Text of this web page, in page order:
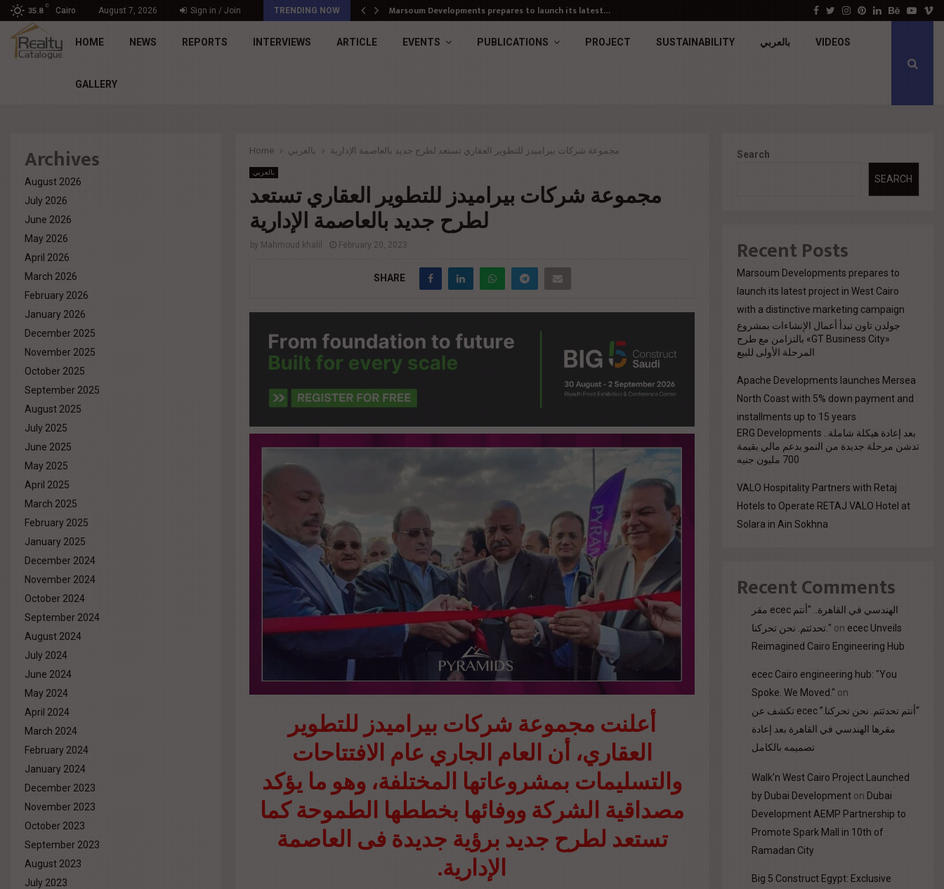
35.8
C
Cairo August 7, 2026 Sign in / Join TRENDING NOW د. محمد راشد: Market Dynamics أصبحت المعيار… Marsoum Developments prepares to launch its latest… جولدن تاون تبدأ أعمال الإنشاءات بمشروع «GT… Facebook
Twitter
Instagram
Pinterest
LinkedinBehance
HOME NEWS REPORTS INTERVIEWS ARTICLE EVENTS PUBLICATIONS PROJECT SUSTAINABILITY بالعربي VIDEOS
GALLERY
Home بالعربي مجموعة شركات بيراميدز للتطوير العقاري تستعد لطرح جديد بالعاصمة الإدارية
بالعربي
مجموعة شركات بيراميدز للتطوير العقاري تستعد
لطرح جديد بالعاصمة الإدارية
by Mahmoud khalil February 20, 2023
SHARE
أعلنت مجموعة شركات بيراميدز للتطوير
العقاري، أن العام الجاري عام الافتتاحات
والتسليمات بمشروعاتها المختلفة، وهو ما يؤكد
مصداقية الشركة ووفائها بخططها الطموحة كما
تستعد لطرح جديد برؤية جديدة فى العاصمة
الإدارية.
Archives
August 2026
July 2026
June 2026
May 2026
April 2026
March 2026
February 2026
January 2026
December 2025
November 2025
October 2025
September 2025
August 2025
July 2025
June 2025
May 2025
April 2025
March 2025
February 2025
January 2025
December 2024
November 2024
October 2024
September 2024
August 2024
July 2024
June 2024
May 2024
April 2024
March 2024
February 2024
January 2024
December 2023
November 2023
October 2023
September 2023
August 2023
July 2023
Search
SEARCH
Recent Posts
Marsoum Developments prepares to
launch its latest project in West Cairo
with a distinctive marketing campaign
جولدن تاون تبدأ أعمال الإنشاءات بمشروع
«GT Business City» بالتزامن مع طرح
المرحلة الأولى للبيع
Apache Developments launches Mersea
North Coast with 5% down payment and
installments up to 15 years
بعد إعادة هيكلة شاملة.. ERG Developments
تدشن مرحلة جديدة من النمو بدعم مالي بقيمة
700 مليون جنيه
VALO Hospitality Partners with Retaj
Hotels to Operate RETAJ VALO Hotel at
Solara in Ain Sokhna
Recent Comments
مقر ecec الهندسي في القاهرة.. "أنتم
تحدثتم. نحن تحركنا." on ecec Unveils
Reimagined Cairo Engineering Hub
ecec Cairo engineering hub: "You
Spoke. We Moved." on
“أنتم تحدثتم. نحن تحركنا.” ecec تكشف عن
مقرها الهندسي في القاهرة بعد إعادة
تصميمه بالكامل
Walk'n West Cairo Project Launched
by Dubai Development on Dubai
Development AEMP Partnership to
Promote Spark Mall in 10th of
Ramadan City
Big 5 Construct Egypt: Exclusive